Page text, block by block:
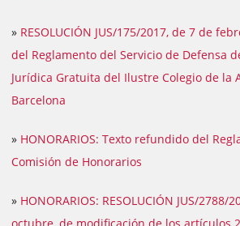
» RESOLUCIÓN JUS/175/2017, de 7 de
del Reglamento del Servicio de Defensa
Jurídica Gratuita del Ilustre Colegio de la
Barcelona
» HONORARIOS: Texto refundido del
Comisión de Honorarios
» HONORARIOS: RESOLUCIÓN JUS/2788/